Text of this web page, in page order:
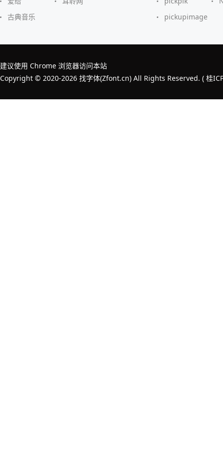
古典音乐
pickupimage
建议使用 Chrome 浏览器访问本站
Copyright © 2020-2026 找字体(Zfont.cn) All Rights Reserved. ( 桂